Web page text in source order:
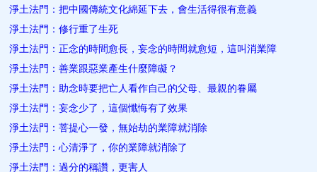
淨土法門：把中國傳統文化綿延下去，會生活得很有意義
淨土法門：修行重了生死
淨土法門：正念的時間愈長，妄念的時間就愈短，這叫消業障
淨土法門：善業跟惡業產生什麼障礙？
淨土法門：助念時要把亡人看作自己的父母、最親的眷屬
淨土法門：妄念少了，這個懺悔有了效果
淨土法門：菩提心一發，無始劫的業障就消除
淨土法門：心清淨了，你的業障就消除了
淨土法門：過分的稱讚，更害人